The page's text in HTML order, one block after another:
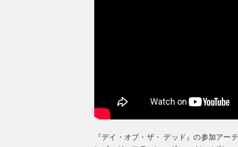
『デイ・オブ・ザ・ デッド』の参加アー